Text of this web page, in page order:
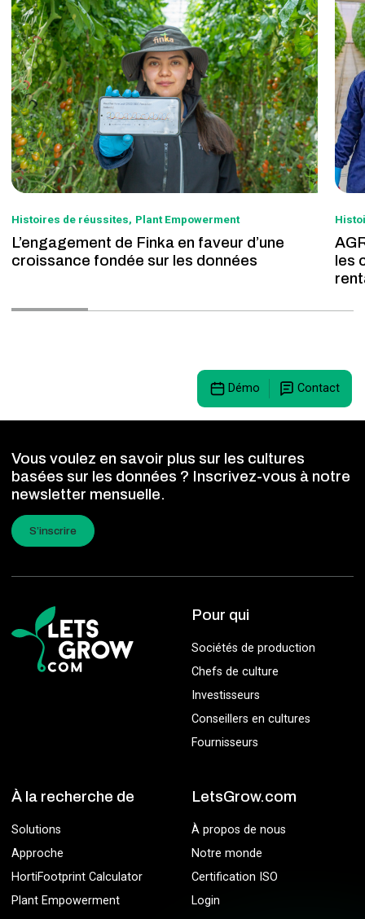
Histoires de réussites Plant Empowerment
L’engagement de Finka en faveur d’une
croissance fondée sur les données
les
Démo Contact
Vous voulez en savoir plus sur les cultures
basées sur les données ? Inscrivez-vous à notre
newsletter mensuelle.
S’inscrire
Pour qui
Sociétés de production
Chefs de culture
Investisseurs
Conseillers en cultures
Fournisseurs
À la recherche de
Solutions
Approche
HortiFootprint Calculator
Plant Empowerment
LetsGrow.com
À propos de nous
Notre monde
Certification ISO
Login